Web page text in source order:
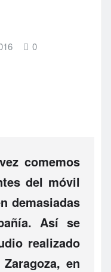
0
comemos
del móvil
demasiadas
Así se
realizado
en